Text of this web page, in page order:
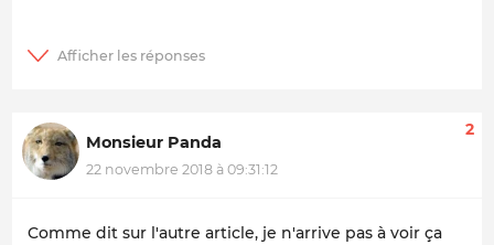
Monsieur Panda
22 novembre 2018 à 09:31:12
2
Comme dit sur l'autre article, je n'arrive pas à voir ça